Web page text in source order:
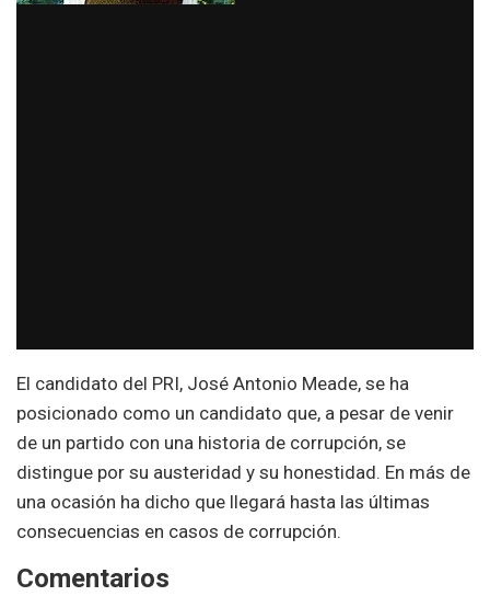
El candidato del PRI, José Antonio Meade, se ha
posicionado como un candidato que, a pesar de venir
de un partido con una historia de corrupción, se
distingue por su austeridad y su honestidad. En más de
una ocasión ha dicho que llegará hasta las últimas
consecuencias en casos de corrupción.
Comentarios